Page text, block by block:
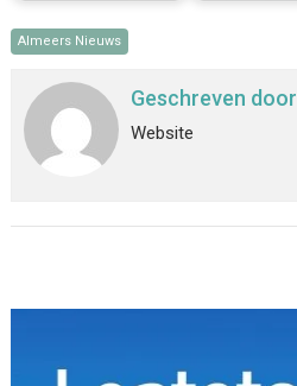
Almeers Nieuws
Geschreven door
Website